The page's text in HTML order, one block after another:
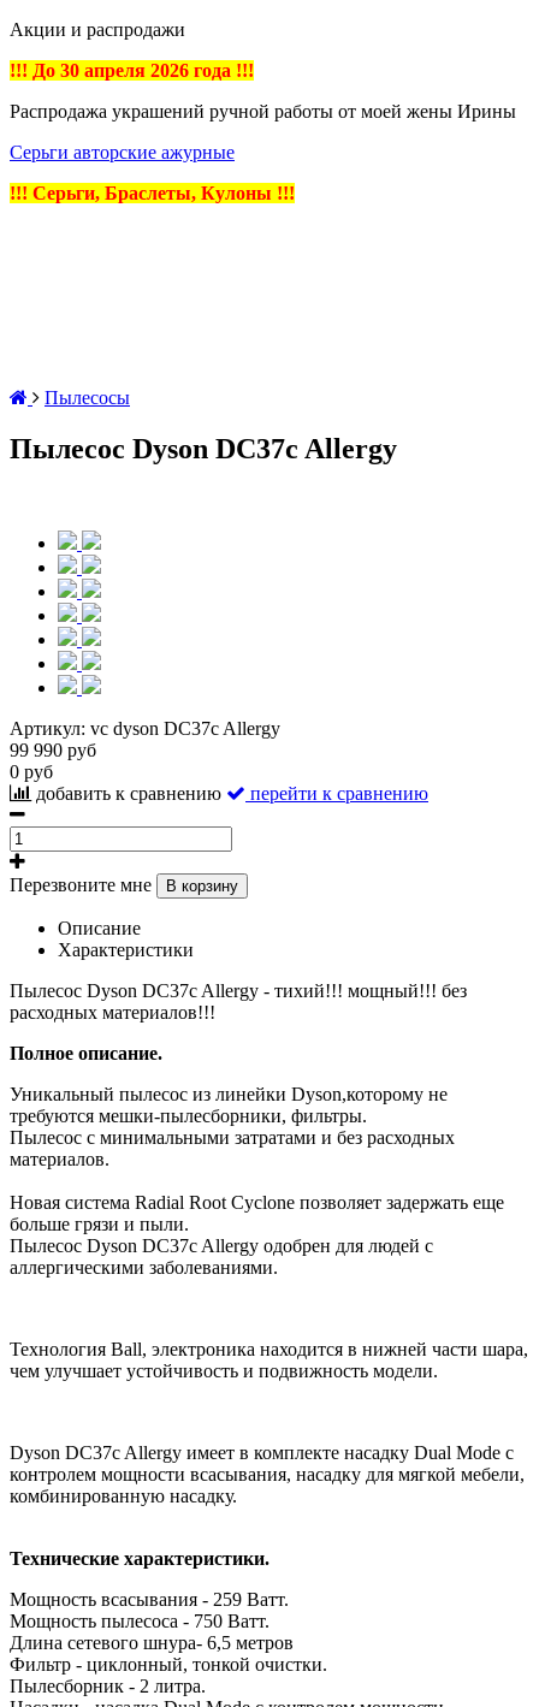
Акции и распродажи
!!! До 30 апреля 2026 года !!!
Распродажа украшений ручной работы от моей жены Ирины
Серьги авторские ажурные
!!! Серьги, Браслеты, Кулоны !!!
Пылесосы
Пылесос Dyson DC37c Allergy
Артикул: vc dyson DC37c Allergy
99 990 руб
0 руб
добавить к сравнению
перейти к сравнению
Перезвоните мне В корзину
Описание
Характеристики
Пылесос Dyson DC37c Allergy - тихий!!! мощный!!! без
расходных материалов!!!
Полное описание.
Уникальный пылесос из линейки Dyson,которому не
требуются мешки-пылесборники, фильтры.
Пылесос с минимальными затратами и без расходных
материалов.
Новая система Radial Root Cyclone позволяет задержать еще
больше грязи и пыли.
Пылесос Dyson DC37c Allergy одобрен для людей с
аллергическими заболеваниями.
Технология Ball, электроника находится в нижней части шара,
чем улучшает устойчивость и подвижность модели.
Dyson DC37c Allergy имеет в комплекте насадку Dual Mode с
контролем мощности всасывания, насадку для мягкой мебели,
комбинированную насадку.
Технические характеристики.
Мощность всасывания - 259 Bатт.
Мощность пылесоса - 750 Bатт.
Длина сетевого шнура- 6,5 метров
Фильтр - циклонный, тонкой очистки.
Пылесборник - 2 литра.